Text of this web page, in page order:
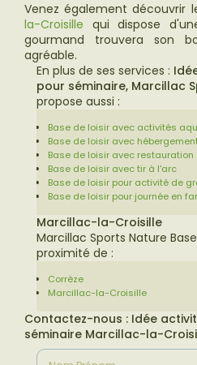
Venez également découvrir
la-Croisille qui dispose
gourmand trouvera son
agréable.
En plus de ses services :
pour séminaire, Marcillac
propose aussi :
Base de loisir avec activités
Base de loisir avec
Base de loisir avec restauration
Base de loisir avec tir à l'arc
Base de loisir pour activité de
Base de loisir pour journée en
Marcillac-la-Croisille
Marcillac Sports Nature
proximité de :
Corrèze
Marcillac-la-Croisille
Contactez-nous : Idée
séminaire Marcillac-la-
Nom Prénom